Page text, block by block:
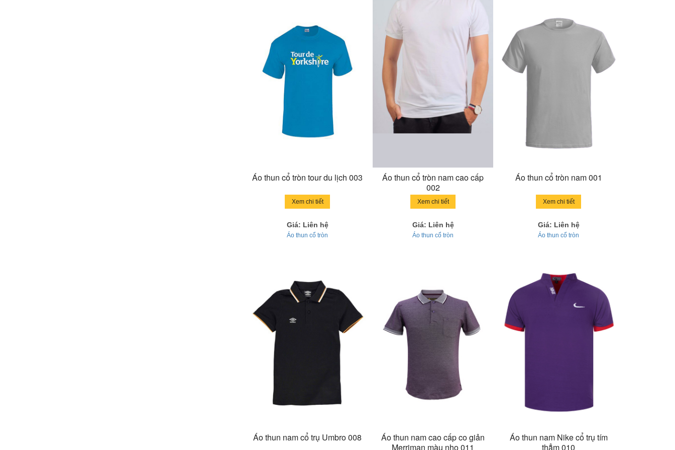
Áo thun cổ tròn tour du lịch 003
Xem chi tiết
Giá: Liên hệ
Áo thun cổ tròn
Áo thun cổ tròn nam cao cấp
002
Xem chi tiết
Giá: Liên hệ
Áo thun cổ tròn
Áo thun cổ tròn nam 001
Xem chi tiết
Giá: Liên hệ
Áo thun cổ tròn
Áo thun nam cổ trụ Umbro 008
Áo thun nam cao cấp co giản
Merriman màu nho 011
Áo thun nam Nike cổ trụ tím
thẳm 010